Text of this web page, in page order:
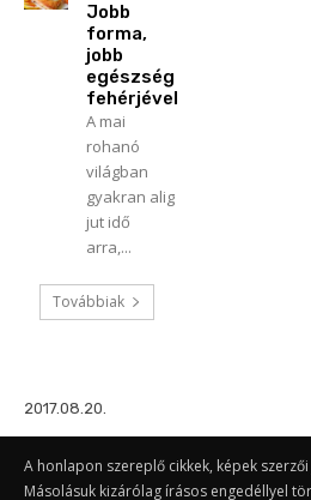
Jobb
forma,
jobb
egészség
fehérjével
A mai
rohanó
világban
gyakran alig
jut idő
arra,...
Továbbiak
2017.08.20.
A honlapon szereplő cikkek, képek
Másolásuk kizárólag írásos engedéllyel